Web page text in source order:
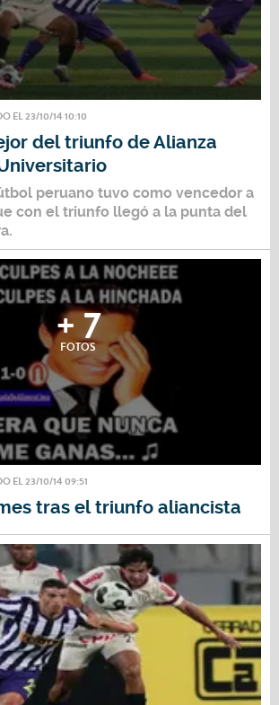
EL 23/10/14 10:10
del triunfo de Alianza
peruano tuvo como vencedor a
con el triunfo llegó a la punta del
+ 7
FOTOS
EL 23/10/14 09:51
tras el triunfo aliancista